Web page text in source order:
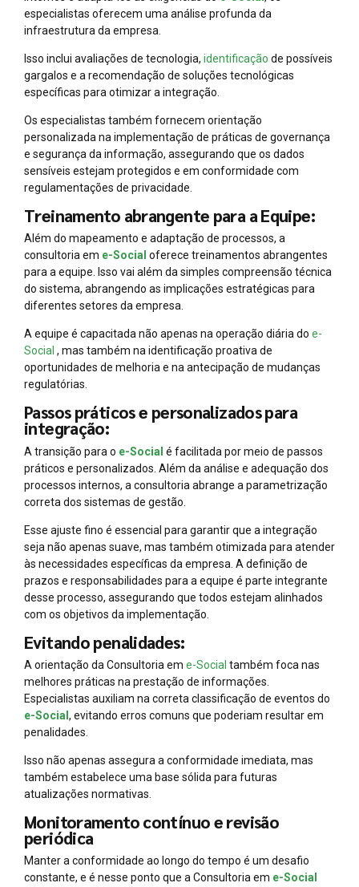
especialistas oferecem uma análise profunda da
infraestrutura da empresa.
Isso inclui avaliações de tecnologia, identificação de possíveis
gargalos e a recomendação de soluções tecnológicas
específicas para otimizar a integração.
Os especialistas também fornecem orientação
personalizada na implementação de práticas de governança
e segurança da informação, assegurando que os dados
sensíveis estejam protegidos e em conformidade com
regulamentações de privacidade.
Treinamento abrangente para a Equipe:
Além do mapeamento e adaptação de processos, a
consultoria em e-Social oferece treinamentos abrangentes
para a equipe. Isso vai além da simples compreensão técnica
do sistema, abrangendo as implicações estratégicas para
diferentes setores da empresa.
A equipe é capacitada não apenas na operação diária do e-
Social , mas também na identificação proativa de
oportunidades de melhoria e na antecipação de mudanças
regulatórias.
Passos práticos e personalizados para
integração:
A transição para o e-Social é facilitada por meio de passos
práticos e personalizados. Além da análise e adequação dos
processos internos, a consultoria abrange a parametrização
correta dos sistemas de gestão.
Esse ajuste fino é essencial para garantir que a integração
seja não apenas suave, mas também otimizada para atender
às necessidades específicas da empresa. A definição de
prazos e responsabilidades para a equipe é parte integrante
desse processo, assegurando que todos estejam alinhados
com os objetivos da implementação.
Evitando penalidades:
A orientação da Consultoria em e-Social também foca nas
melhores práticas na prestação de informações.
Especialistas auxiliam na correta classificação de eventos do
e-Social , evitando erros comuns que poderiam resultar em
penalidades.
Isso não apenas assegura a conformidade imediata, mas
também estabelece uma base sólida para futuras
atualizações normativas.
Monitoramento contínuo e revisão
periódica
Manter a conformidade ao longo do tempo é um desafio
constante, e é nesse ponto que a Consultoria em e-Social